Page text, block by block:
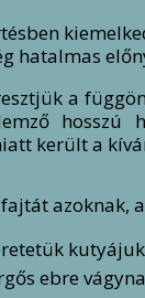
hatalmas
a
hosszú
került a
azoknak,
ebre